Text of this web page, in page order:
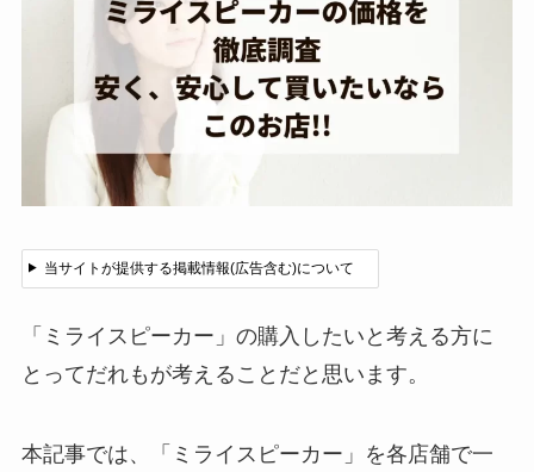
当サイトが提供する掲載情報(広告含む)について
「ミライスピーカー」の購入したいと考える方に
とってだれもが考えることだと思います。
本記事では、「ミライスピーカー」を各店舗で一